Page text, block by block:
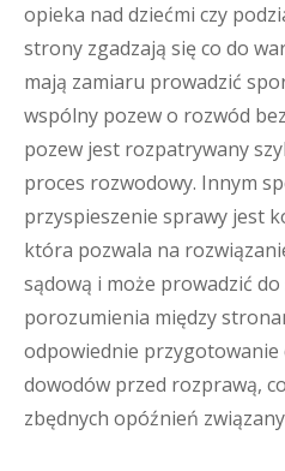
opieka nad dziećmi czy
strony zgadzają się co do
mają zamiaru prowadzić
wspólny pozew o rozwód
pozew jest rozpatrywany
proces rozwodowy. Innym
przyspieszenie sprawy jest
która pozwala na
sądową i może prowadzić
porozumienia między
odpowiednie
dowodów przed rozprawą,
zbędnych opóźnień